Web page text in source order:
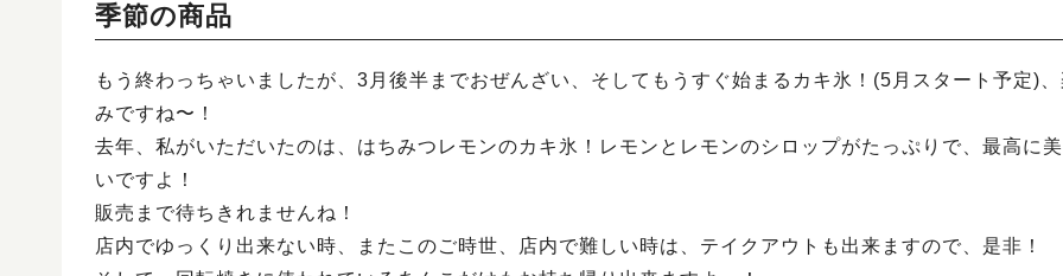
季節の商品
もう終わっちゃいましたが、3月後半までおぜんざい、そしてもうすぐ始まるカキ氷！(5月スタート予定)
みですね〜！
去年、私がいただいたのは、はちみつレモンのカキ氷！レモンとレモンのシロップがたっぷりで、最高に
いですよ！
販売まで待ちきれませんね！
店内でゆっくり出来ない時、またこのご時世、店内で難しい時は、テイクアウトも出来ますので、是非！